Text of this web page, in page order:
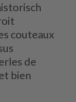
couteaux
de
bien